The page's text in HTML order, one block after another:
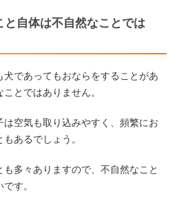
と自体は不自然なことでは
であってもおならをすることがあ
とではありません。
空気も取り込みやすく、頻繁にお
あるでしょう。
多々ありますので、不自然なこと
す。